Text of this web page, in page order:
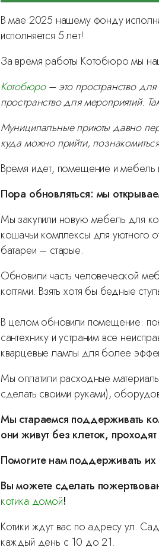
В мае 2025 нашему фонду
исполняется 5 лет!
За время работы Котобюро мы
Котобюро– это пространство
пространство для мероприятий.
Муниципальные приюты давно
куда можно прийти,
Время идет, помещение и мебель
Пора обновляться: мы
Мы закупили новую мебель для
кошачьи комплексы для уютного
батареи – старые.
Обновили часть человеческой
когтями. Взять хотя бы бедные
В целом обновили помещение:
сантехнику и устраним все
кварцевые лампы для более
Мы оплатили расходные
сделать своими руками),
Мы стараемся поддерживать
они живут без клеток,
Помогите нам поддерживать
Вы можете сделать
котика домой!
Котики ждут вас по адресу ул.
каждый день с 10 до 21.